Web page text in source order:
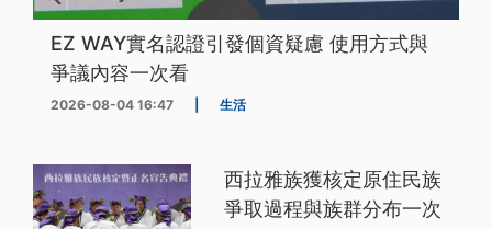
EZ WAY實名認證引發個資疑慮 使用方式與
爭議內容一次看
2026-08-04 16:47 生活
西拉雅族獲核定原住民族
爭取過程與族群分布一次